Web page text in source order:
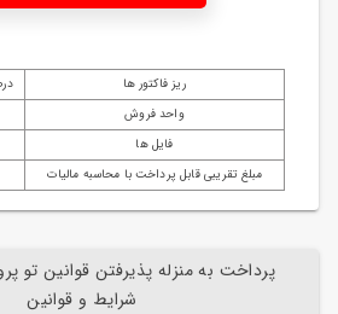
ریز فاکتور ها
واحد فروش
فایل ها
مبلغ تقریبی قابل پرداخت با محاسبه مالیات
پرداخت به منزله پذیرفتن قوانین تو
شرایط و قوانین